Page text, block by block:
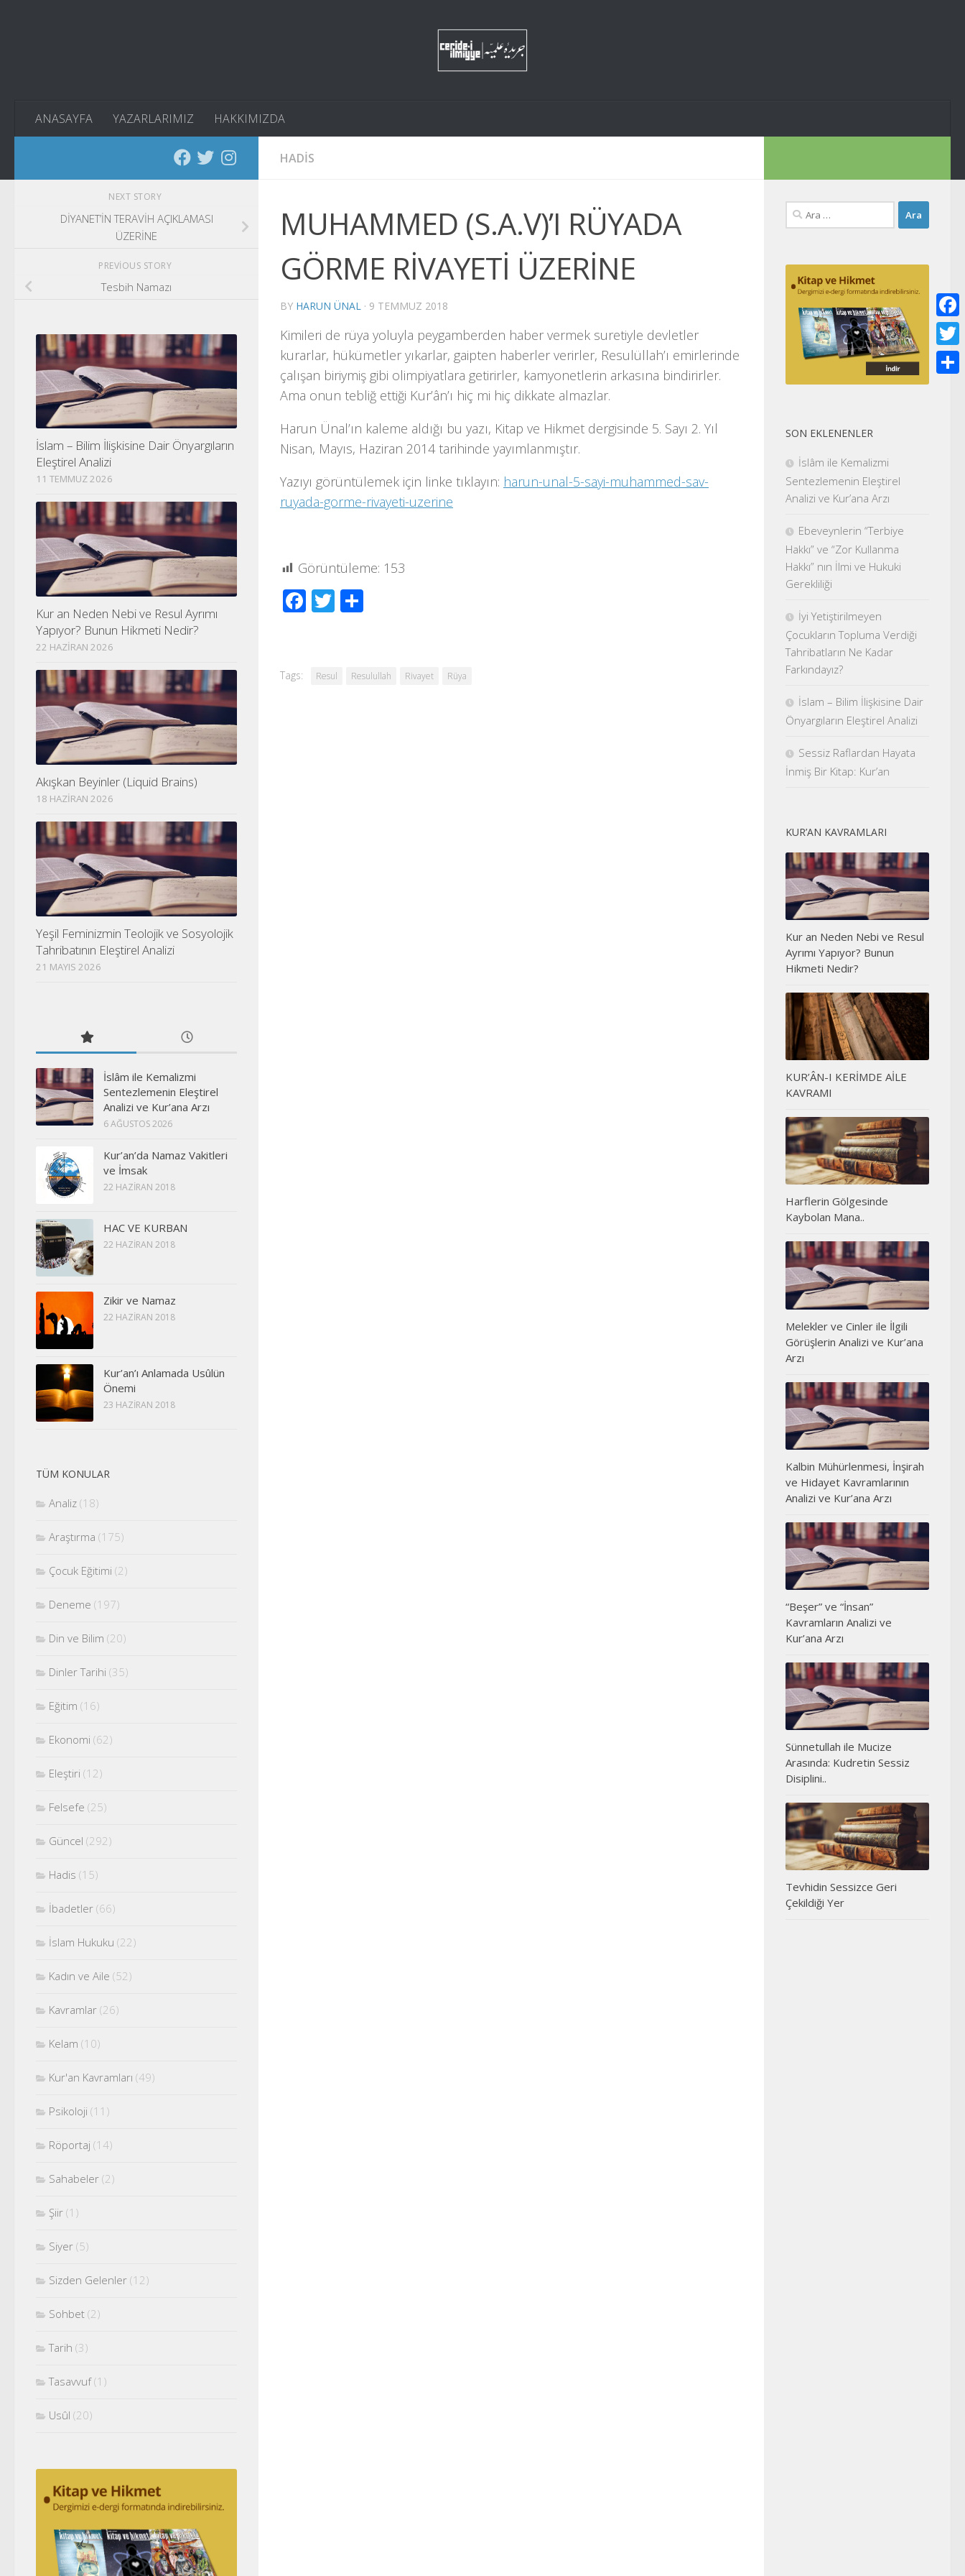
ANASAYFA YAZARLARIMIZ HAKKIMIZDA
HADIS
MUHAMMED (S.A.V)’I RÜYADA
GÖRME RİVAYETİ ÜZERİNE
BY HARUN ÜNAL · 9 TEMMUZ 2018
Kimileri de rüya yoluyla peygamberden haber vermek suretiyle devletler
kurarlar, hükümetler yıkarlar, gaipten haberler verirler, Resulüllah’ı emirlerinde
çalışan biriymiş gibi olimpiyatlara getirirler, kamyonetlerin arkasına bindirirler.
Ama onun tebliğ ettiği Kur’ân’ı hiç mi hiç dikkate almazlar.
Harun Ünal’ın kaleme aldığı bu yazı, Kitap ve Hikmet dergisinde 5. Sayı 2. Yıl
Nisan, Mayıs, Haziran 2014 tarihinde yayımlanmıştır.
Yazıyı görüntülemek için linke tıklayın: harun-unal-5-sayi-muhammed-sav-
ruyada-gorme-rivayeti-uzerine
Görüntüleme: 153
Facebook
Twitter
Tags: Resul Resulullah Rivayet Rüya
NEXT STORY
DİYANET’İN TERAVİH AÇIKLAMASI
ÜZERİNE
PREVIOUS STORY
Tesbih Namazı
İslam – Bilim İlişkisine Dair Önyargıların
Eleştirel Analizi
11 TEMMUZ 2026
Kur an Neden Nebi ve Resul Ayrımı
Yapıyor? Bunun Hikmeti Nedir?
22 HAZIRAN 2026
Akışkan Beyinler (Liquid Brains)
18 HAZIRAN 2026
Yeşil Feminizmin Teolojik ve Sosyolojik
Tahribatının Eleştirel Analizi
21 MAYIS 2026
İslâm ile Kemalizmi
Sentezlemenin Eleştirel
Analizi ve Kur’ana Arzı
6 AĞUSTOS 2026
Kur’an’da Namaz Vakitleri
ve İmsak
22 HAZIRAN 2018
HAC VE KURBAN
22 HAZIRAN 2018
Zikir ve Namaz
22 HAZIRAN 2018
Kur’an’ı Anlamada Usûlün
Önemi
23 HAZIRAN 2018
TÜM KONULAR
Analiz (18)
Araştırma (175)
Çocuk Eğitimi (2)
Deneme (197)
Din ve Bilim (20)
Dinler Tarihi (35)
Eğitim (16)
Ekonomi (62)
Eleştiri (12)
Felsefe (25)
Güncel (292)
Hadis (15)
İbadetler (66)
İslam Hukuku (22)
Kadın ve Aile (52)
Kavramlar (26)
Kelam (10)
Kur'an Kavramları (49)
Psikoloji (11)
Röportaj (14)
Sahabeler (2)
Şiir (1)
Siyer (5)
Sizden Gelenler (12)
Sohbet (2)
Tarih (3)
Tasavvuf(1)
Usûl (20)
Arama:
SON EKLENENLER
İslâm ile Kemalizmi
Sentezlemenin Eleştirel
Analizi ve Kur’ana Arzı
Ebeveynlerin “Terbiye
Hakkı” ve “Zor Kullanma
Hakkı” nın İlmi ve Hukuki
Gerekliliği
İyi Yetiştirilmeyen
Çocukların Topluma Verdiği
Tahribatların Ne Kadar
Farkındayız?
İslam – Bilim İlişkisine Dair
Önyargıların Eleştirel Analizi
Sessiz Raflardan Hayata
İnmiş Bir Kitap: Kur’an
KUR’AN KAVRAMLARI
Kur an Neden Nebi ve Resul
Ayrımı Yapıyor? Bunun
Hikmeti Nedir?
KUR’ÂN-I KERİMDE AİLE
KAVRAMI
Harflerin Gölgesinde
Kaybolan Mana..
Melekler ve Cinler ile İlgili
Görüşlerin Analizi ve Kur’ana
Arzı
Kalbin Mühürlenmesi, İnşirah
ve Hidayet Kavramlarının
Analizi ve Kur’ana Arzı
“Beşer” ve “İnsan”
Kavramların Analizi ve
Kur’ana Arzı
Sünnetullah ile Mucize
Arasında: Kudretin Sessiz
Disiplini..
Tevhidin Sessizce Geri
Çekildiği Yer